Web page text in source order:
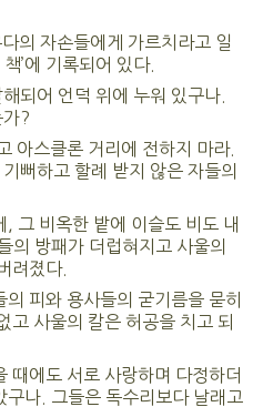
다의 자손들에게 가르치라고 일
’에 기록되어 있다.
되어 언덕 위에 누워 있구나.
가?
아스클론 거리에 전하지 마라.
뻐하고 할례 받지 않은 자들의
그 비옥한 밭에 이슬도 비도 내
의 방패가 더럽혀지고 사울의
려졌다.
의 피와 용사들의 굳기름을 묻히
고 사울의 칼은 허공을 치고 되
때에도 서로 사랑하며 다정하더
구나. 그들은 독수리보다 날래고